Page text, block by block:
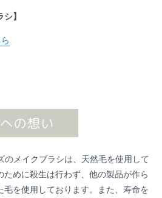
】
のメイクブラシは、天然毛を使用して
めに殺生は行わず、他の製品が作ら
を使用しております。また、寿命を